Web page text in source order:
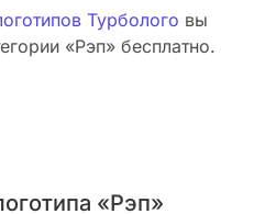
Турболого вы
«Рэп» бесплатно.
«Рэп»